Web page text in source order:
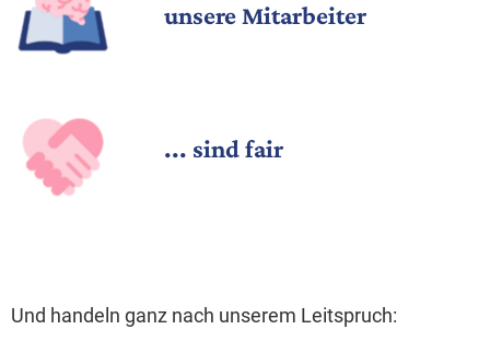
unsere Mitarbeiter
... sind fair
Und handeln ganz nach unserem Leitspruch: